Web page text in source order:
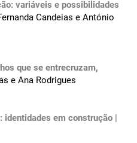
variáveis e possibilidades
Candeias e António
que se entrecruzam,
e Ana Rodrigues
identidades em construção |